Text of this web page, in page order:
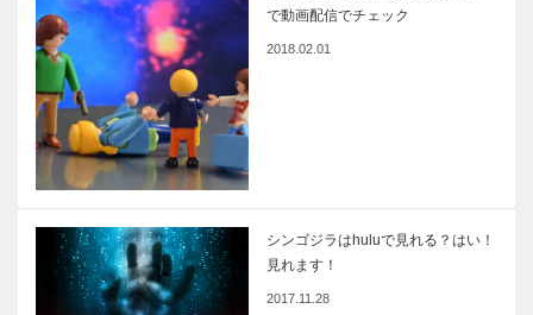
で動画配信でチェック
2018.02.01
シンゴジラはhuluで見れる？はい！
見れます！
2017.11.28